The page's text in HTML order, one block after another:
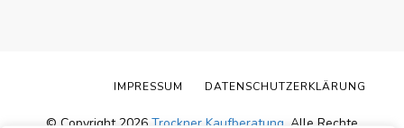
© Copyright 2026 Trockner Kaufberatung . Alle Rechte
IMPRESSUM DATENSCHUTZERKLÄRUNG